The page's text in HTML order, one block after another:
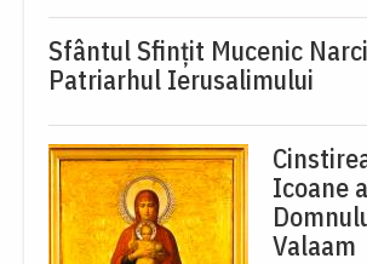
Sfântul Sfinţit Mucenic
Patriarhul Ierusalimului
Icoane
Valaam